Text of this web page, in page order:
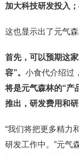
加大科技研发投入
这也显示出了元气
首先，可以预期这
容”。 小食代介绍过
将是元气森林的“产
推出，研发费用和
“我们将把更多精力
研发工作中。”元气